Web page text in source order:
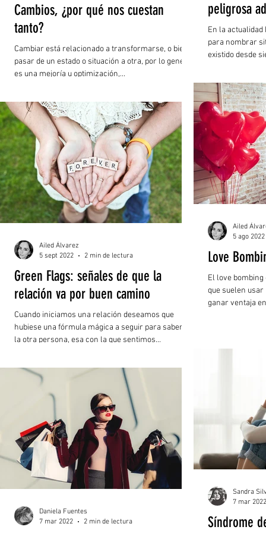
Cambios, ¿por qué nos cuestan
tanto?
Cambiar está relacionado a transformarse, o bien
pasar de un estado o situación a otra, por lo general
es una mejoría u optimización,...
peligrosa
En la
para nombrar
existido desde
Green Flags: señales de que la
relación va por buen camino
Cuando iniciamos una relación deseamos que
hubiese una fórmula mágica a seguir para saber si
la otra persona, esa con la que sentimos...
Ailed Álvarez
5 sept 2022
2 min de lectura Love
El love
que suelen
ganar ventaja
Ailed
5 ago 2022
Daniela Fuentes
7 mar 2022
2 min de lectura Síndrome
Sandra
7 mar 2022